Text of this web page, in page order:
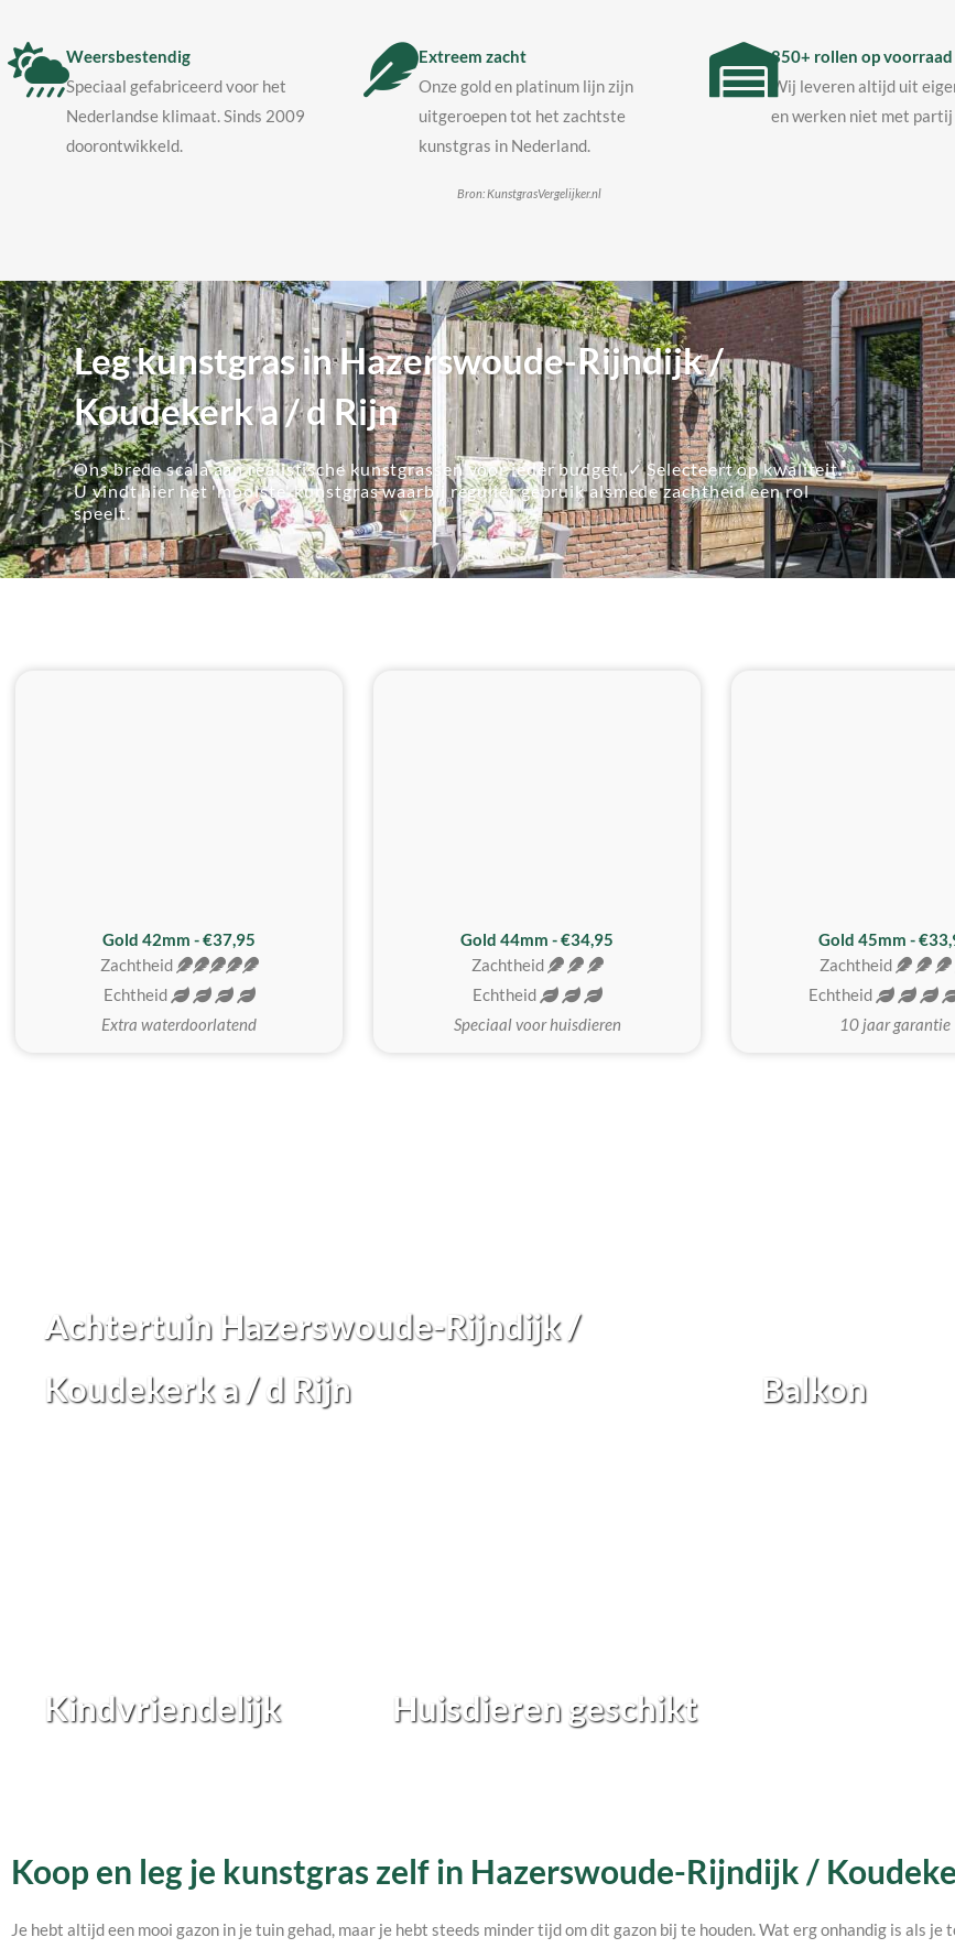
Weersbestendig
Speciaal gefabriceerd voor het
Nederlandse klimaat. Sinds 2009
doorontwikkeld.
Extreem zacht
Onze gold en platinum lijn zijn
uitgeroepen tot het zachtste
kunstgras in Nederland.
Bron: KunstgrasVergelijker.nl
850+ rollen op voorraad
Wij leveren altijd uit
en werken niet met partij
Leg kunstgras in Hazerswoude-Rijndijk /
Koudekerk a / d Rijn
Ons brede scala aan realistische kunstgrassen voor ieder budget. ✓ Selecteert op kwaliteit.
U vindt hier het 'mooiste' kunstgras waarbij regulier gebruik alsmede zachtheid een rol
speelt.
Gold 42mm - €37,95
Zachtheid
Echtheid
Extra waterdoorlatend
Gold 44mm - €34,95
Zachtheid
Echtheid
Speciaal voor huisdieren
Gold 45mm -
Zachtheid
Echtheid
10 jaar garantie
Achtertuin Hazerswoude-Rijndijk /
Koudekerk a / d Rijn
Balkon
Kindvriendelijk Huisdieren geschikt
Koop en leg je kunstgras zelf in Hazerswoude-Rijndijk /
Je hebt altijd een mooi gazon in je tuin gehad, maar je hebt steeds minder tijd om dit gazon bij te houden. Wat erg onhandig is als